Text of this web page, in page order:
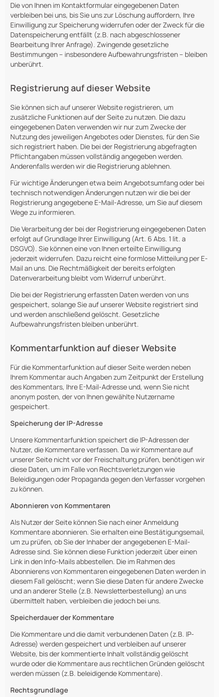
Die von Ihnen im Kontaktformular eingegebenen Daten
verbleiben bei uns, bis Sie uns zur Löschung auffordern, Ihre
Einwilligung zur Speicherung widerrufen oder der Zweck für die
Datenspeicherung entfällt (z.B. nach abgeschlossener
Bearbeitung Ihrer Anfrage). Zwingende gesetzliche
Bestimmungen – insbesondere Aufbewahrungsfristen – bleiben
unberührt.
Registrierung auf dieser Website
Sie können sich auf unserer Website registrieren, um
zusätzliche Funktionen auf der Seite zu nutzen. Die dazu
eingegebenen Daten verwenden wir nur zum Zwecke der
Nutzung des jeweiligen Angebotes oder Dienstes, für den Sie
sich registriert haben. Die bei der Registrierung abgefragten
Pflichtangaben müssen vollständig angegeben werden.
Anderenfalls werden wir die Registrierung ablehnen.
Für wichtige Änderungen etwa beim Angebotsumfang oder bei
technisch notwendigen Änderungen nutzen wir die bei der
Registrierung angegebene E-Mail-Adresse, um Sie auf diesem
Wege zu informieren.
Die Verarbeitung der bei der Registrierung eingegebenen Daten
erfolgt auf Grundlage Ihrer Einwilligung (Art. 6 Abs. 1 lit. a
DSGVO). Sie können eine von Ihnen erteilte Einwilligung
jederzeit widerrufen. Dazu reicht eine formlose Mitteilung per E-
Mail an uns. Die Rechtmäßigkeit der bereits erfolgten
Datenverarbeitung bleibt vom Widerruf unberührt.
Die bei der Registrierung erfassten Daten werden von uns
gespeichert, solange Sie auf unserer Website registriert sind
und werden anschließend gelöscht. Gesetzliche
Aufbewahrungsfristen bleiben unberührt.
Kommentarfunktion auf dieser Website
Für die Kommentarfunktion auf dieser Seite werden neben
Ihrem Kommentar auch Angaben zum Zeitpunkt der Erstellung
des Kommentars, Ihre E-Mail-Adresse und, wenn Sie nicht
anonym posten, der von Ihnen gewählte Nutzername
gespeichert.
Speicherung der IP-Adresse
Unsere Kommentarfunktion speichert die IP-Adressen der
Nutzer, die Kommentare verfassen. Da wir Kommentare auf
unserer Seite nicht vor der Freischaltung prüfen, benötigen wir
diese Daten, um im Falle von Rechtsverletzungen wie
Beleidigungen oder Propaganda gegen den Verfasser vorgehen
zu können.
Abonnieren von Kommentaren
Als Nutzer der Seite können Sie nach einer Anmeldung
Kommentare abonnieren. Sie erhalten eine Bestätigungsemail,
um zu prüfen, ob Sie der Inhaber der angegebenen E-Mail-
Adresse sind. Sie können diese Funktion jederzeit über einen
Link in den Info-Mails abbestellen. Die im Rahmen des
Abonnierens von Kommentaren eingegebenen Daten werden in
diesem Fall gelöscht; wenn Sie diese Daten für andere Zwecke
und an anderer Stelle (z.B. Newsletterbestellung) an uns
übermittelt haben, verbleiben die jedoch bei uns.
Speicherdauer der Kommentare
Die Kommentare und die damit verbundenen Daten (z.B. IP-
Adresse) werden gespeichert und verbleiben auf unserer
Website, bis der kommentierte Inhalt vollständig gelöscht
wurde oder die Kommentare aus rechtlichen Gründen gelöscht
werden müssen (z.B. beleidigende Kommentare).
Rechtsgrundlage